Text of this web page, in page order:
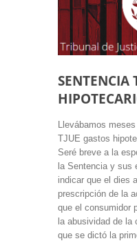
SENTENCIA
Llevábamos
TJUE gastos
Seré breve a la
la Sentencia y sus
indicar que el dies
prescripción de la
que el consumidor
la abusividad de la
que se dictó la